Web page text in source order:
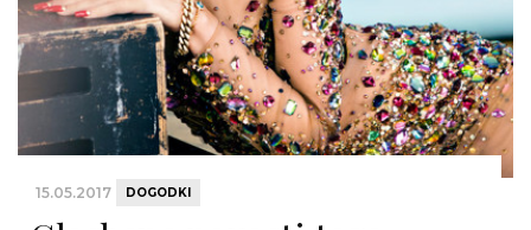
15.05.2017 DOGODKI